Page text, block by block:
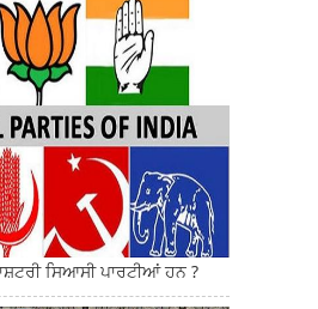
ਸਿਆਸੀ ਪਾਰਟੀਆਂ ਹਨ ?